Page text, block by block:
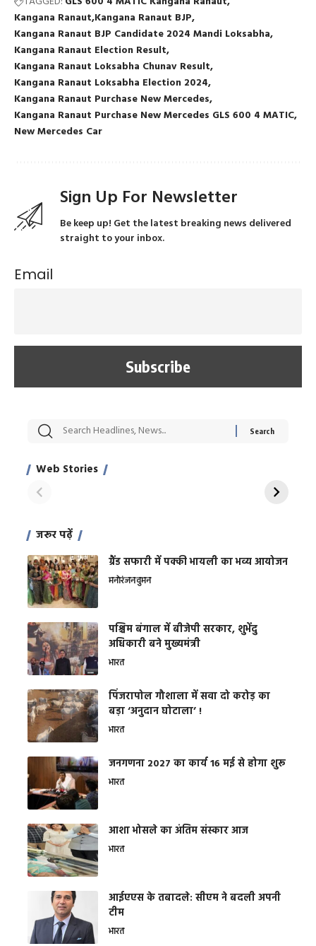
Kangana Ranaut Kangana Ranaut BJP
Kangana Ranaut BJP Candidate 2024 Mandi Loksabha
Kangana Ranaut Election Result
Kangana Ranaut Loksabha Chunav Result
Kangana Ranaut Loksabha Election 2024
Kangana Ranaut Purchase New Mercedes
Kangana Ranaut Purchase New Mercedes GLS 600 4 MATIC
New Mercedes Car
Sign Up For Newsletter
Be keep up! Get the latest breaking news delivered
straight to your inbox.
Email
Web Stories
सट्टेबाजी में अरेस्ट हुए
साहिल खान
रोज एक कच्चे लहसुन
जरूर पढ़ें
ग्रैंड सफारी में पक्की भायली का भव्य आयोजन
मनोरंजनवुमन
पश्चिम बंगाल में बीजेपी सरकार, शुभेंदु
अधिकारी बने मुख्यमंत्री
भारत
​पिंजरापोल गौशाला में सवा दो करोड़ का
बड़ा ‘अनुदान घोटाला’ !
भारत
जनगणना 2027 का कार्य 16 मई से होगा शुरू
भारत
आशा भोसले का अंतिम संस्कार आज
भारत
आईएएस के तबादले: सीएम ने बदली अपनी
टीम
भारत